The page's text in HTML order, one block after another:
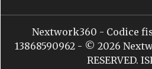
Nextwork360 - Codice
13868590962 - © 2026
RESERVED.